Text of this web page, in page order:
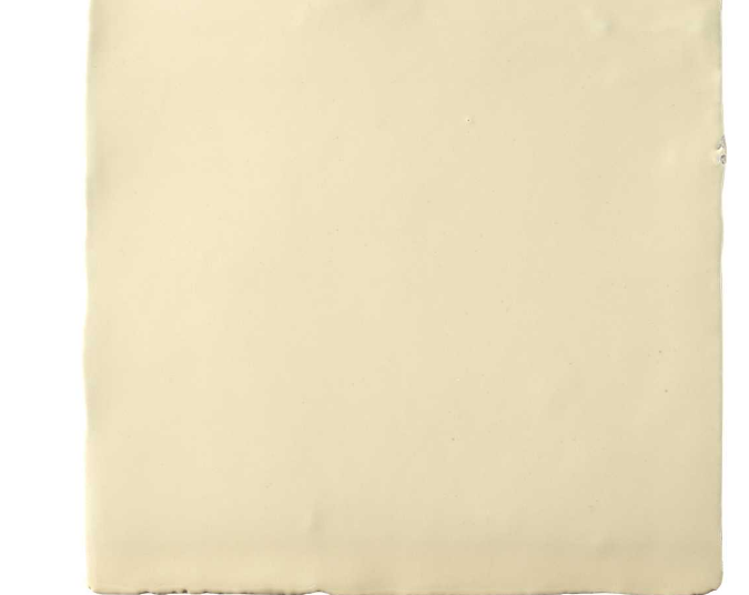
PROJETOS
DISTRIBUIDORES
CONTACTOS